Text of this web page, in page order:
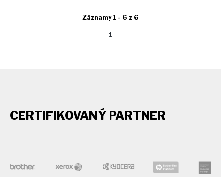
Záznamy 1 - 6 z 6
1
CERTIFIKOVANÝ PARTNER